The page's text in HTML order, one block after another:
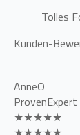
Tolles
Kunden-
AnneO
ProvenExpert
★★★★★